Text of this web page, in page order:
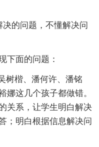
的问题，不懂解决问
下面的问题：
树楷、潘何许、潘铭
娜这几个孩子都做错。
关系，让学生明白解决
；明白根据信息解决问